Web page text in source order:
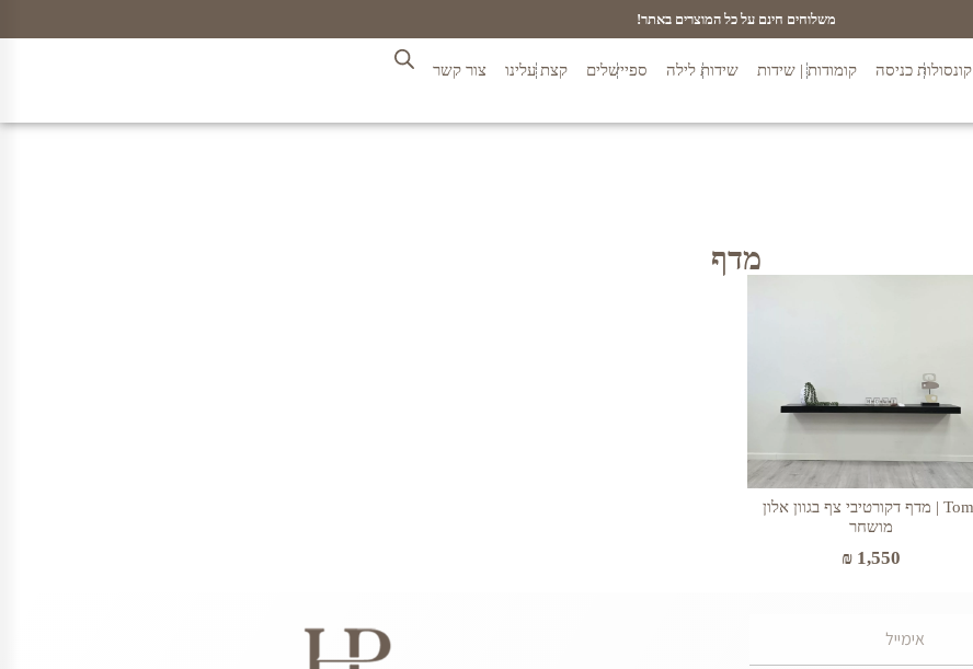
משלוחים חינם על כל המוצרים באתר!
קונסולות כניסה קומודות | שידות שידות לילה ספיישלים קצת עלינו צור קשר
מדף
Tomi | מדף דקורטיבי צף בגוון אלון
מושחר
₪1,550